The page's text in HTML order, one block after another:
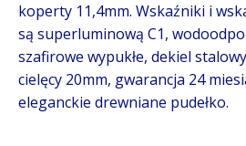
koperty 11,4mm. Wskaźniki i
są superluminową C1,
szafirowe wypukłe, dekiel
cielęcy 20mm, gwarancja 24
eleganckie drewniane pudełko.